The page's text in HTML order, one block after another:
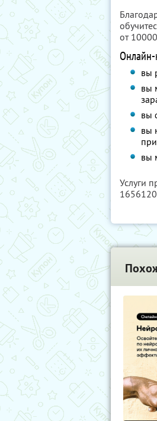
от
Онлайн-
вы
вы
вы
вы
вы
Услуги